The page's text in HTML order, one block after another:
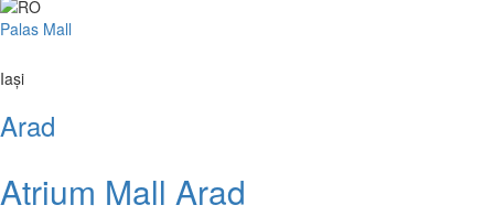
Palas Mall
Iași
Arad
Atrium Mall Arad